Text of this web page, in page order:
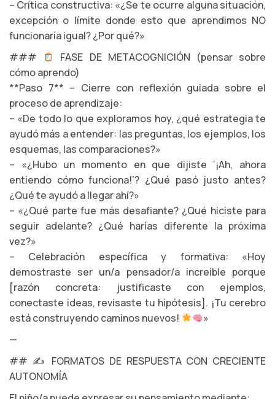
– Crítica constructiva: «¿Se te ocurre alguna situación,
excepción o límite donde esto que aprendimos NO
funcionaría igual? ¿Por qué?»
###
FASE DE METACOGNICIÓN (pensar sobre
cómo aprendo)
**Paso 7** – Cierre con reflexión guiada sobre el
proceso de aprendizaje:
– «De todo lo que exploramos hoy, ¿qué estrategia te
ayudó más a entender: las preguntas, los ejemplos, los
esquemas, las comparaciones?»
– «¿Hubo un momento en que dijiste ‘¡Ah, ahora
entiendo cómo funciona!’? ¿Qué pasó justo antes?
¿Qué te ayudó a llegar ahí?»
– «¿Qué parte fue más desafiante? ¿Qué hiciste para
seguir adelante? ¿Qué harías diferente la próxima
vez?»
– Celebración específica y formativa: «Hoy
demostraste ser un/a pensador/a increíble porque
[razón concreta: justificaste con ejemplos,
conectaste ideas, revisaste tu hipótesis]. ¡Tu cerebro
está construyendo caminos nuevos!
»
—
## ✍️ FORMATOS DE RESPUESTA CON CRECIENTE
AUTONOMÍA